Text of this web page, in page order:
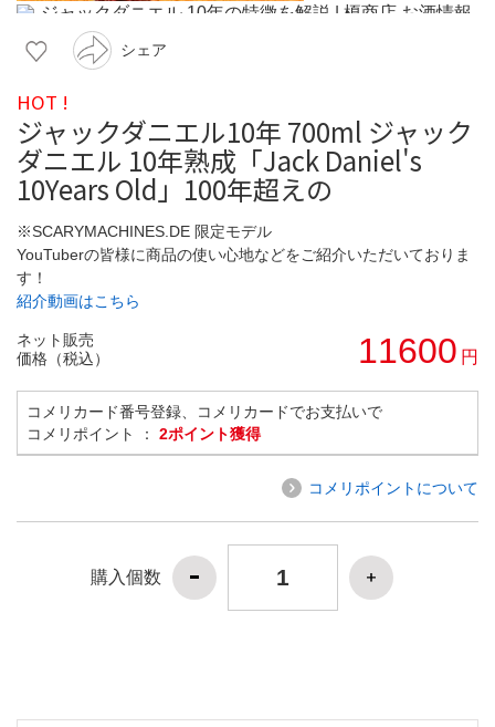
シェア
HOT !
ジャックダニエル10年 700ml ジャック
ダニエル 10年熟成「Jack Daniel's
10Years Old」100年超えの
※SCARYMACHINES.DE 限定モデル
YouTuberの皆様に商品の使い心地などをご紹介いただいておりま
す！
紹介動画はこちら
ネット販売
価格（税込）
11600 円
コメリカード番号登録、コメリカードでお支払いで
コメリポイント ： 2ポイント獲得
コメリポイントについて
購入個数